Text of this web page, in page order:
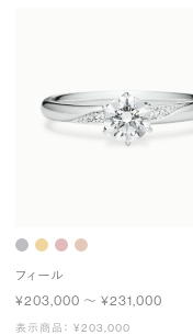
フィール
¥203,000 〜 ¥231,000
表示商品： ¥203,000